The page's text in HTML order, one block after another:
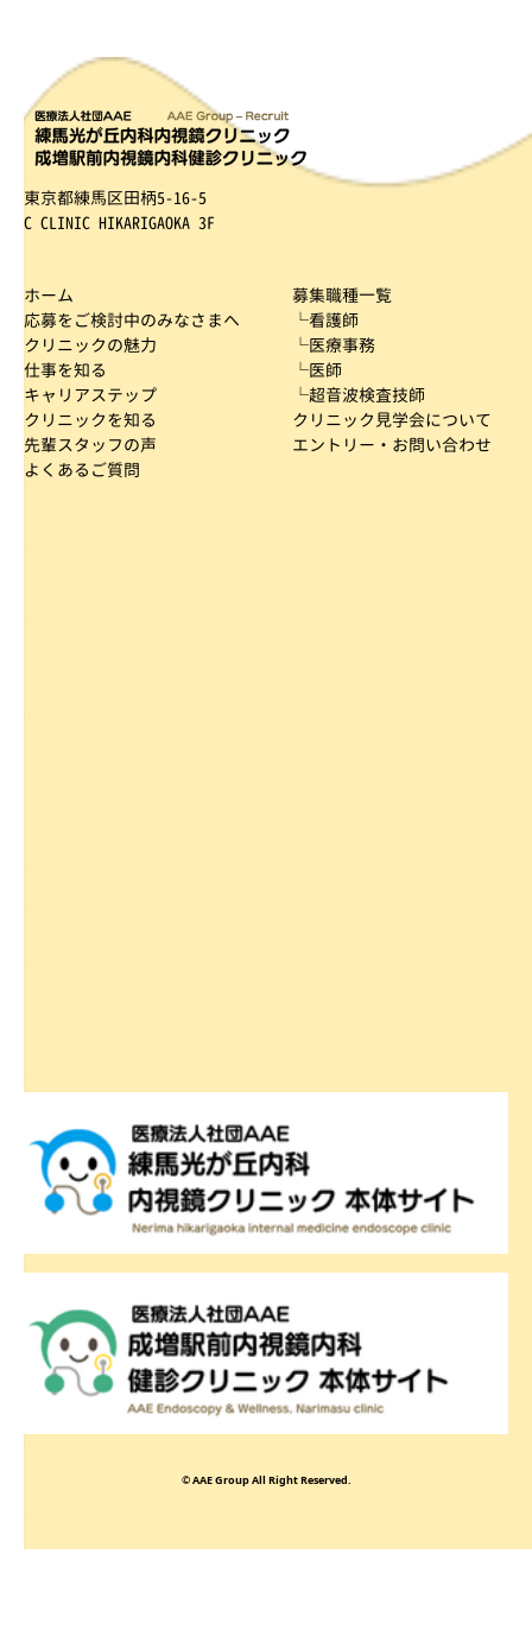
東京都練馬区田柄5-16-5
C CLINIC HIKARIGAOKA 3F
ホーム
応募をご検討中のみなさまへ
クリニックの魅力
仕事を知る
キャリアステップ
クリニックを知る
先輩スタッフの声
よくあるご質問
募集職種一覧
└看護師
└医療事務
└医師
└超音波検査技師
クリニック見学会について
エントリー・お問い合わせ
© AAE Group All Right Reserved.